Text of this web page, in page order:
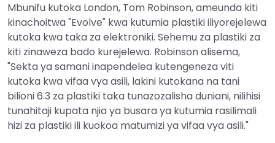
Mbunifu kutoka London, Tom Robinson, ameunda kiti
kinachoitwa "Evolve" kwa kutumia plastiki iliyorejelewa
kutoka kwa taka za elektroniki. Sehemu za plastiki za
kiti zinaweza bado kurejelewa. Robinson alisema,
"Sekta ya samani inapendelea kutengeneza viti
kutoka kwa vifaa vya asili, lakini kutokana na tani
bilioni 6.3 za plastiki taka tunazozalisha duniani, nilihisi
tunahitaji kupata njia ya busara ya kutumia rasilimali
hizi za plastiki ili kuokoa matumizi ya vifaa vya asili."